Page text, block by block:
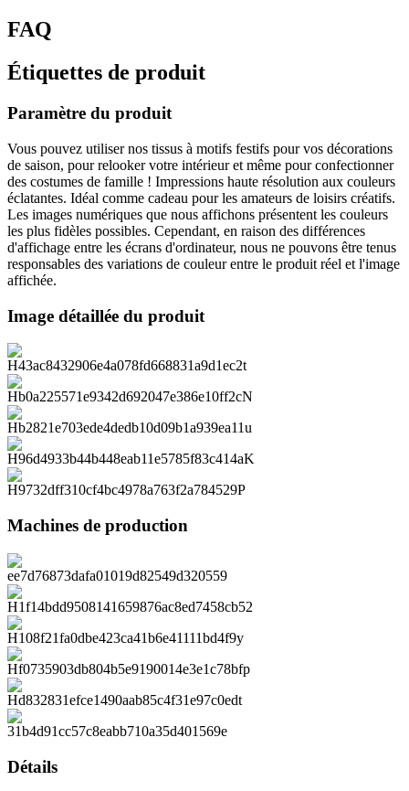
FAQ
Étiquettes de produit
Paramètre du produit
Vous pouvez utiliser nos tissus à motifs festifs pour vos décorations
de saison, pour relooker votre intérieur et même pour confectionner
des costumes de famille ! Impressions haute résolution aux couleurs
éclatantes. Idéal comme cadeau pour les amateurs de loisirs créatifs.
Les images numériques que nous affichons présentent les couleurs
les plus fidèles possibles. Cependant, en raison des différences
d'affichage entre les écrans d'ordinateur, nous ne pouvons être tenus
responsables des variations de couleur entre le produit réel et l'image
affichée.
Image détaillée du produit
Machines de production
Détails